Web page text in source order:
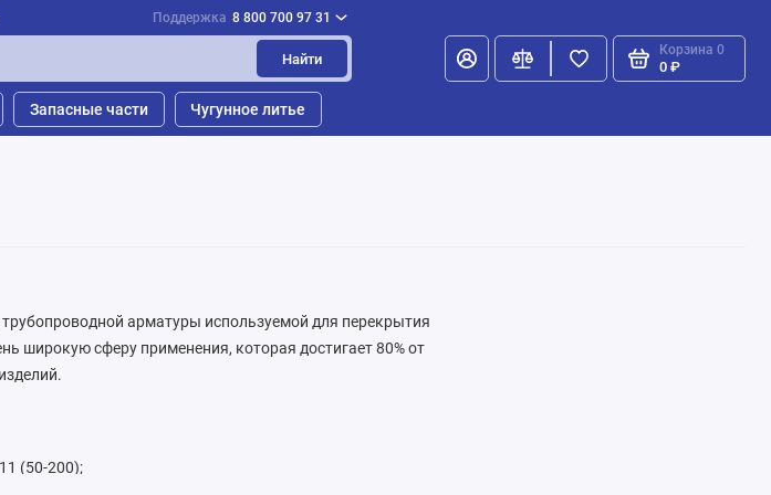
Поддержка 8 800 700 97 31
Найти
Корзина 0
0 ₽
Запасные части Чугунное литье
арматуры используемой для перекрытия
широкую сферу применения, которая достигает 80% от
(50-200);